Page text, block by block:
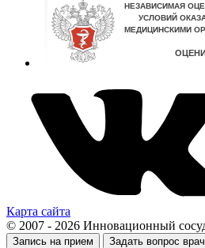
Карта сайта
© 2007 - 2026 Инновационный
Запись на прием Задать вопрос